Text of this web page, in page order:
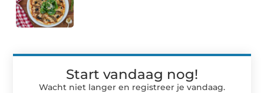
Start vandaag nog!
Wacht niet langer en registreer je vandaag.